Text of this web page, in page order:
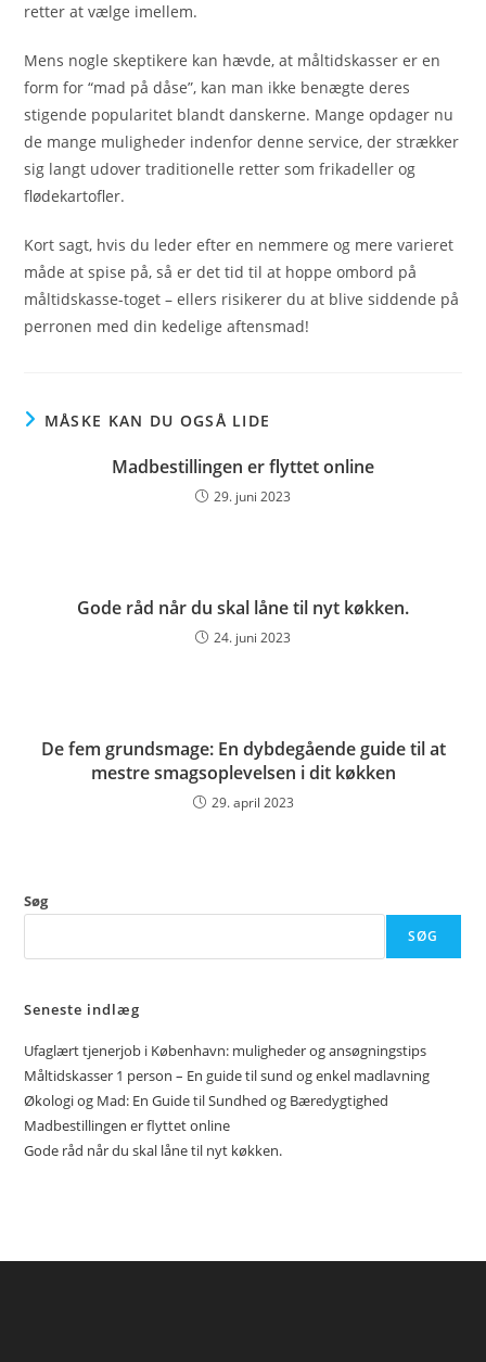
retter at vælge imellem.
Mens nogle skeptikere kan hævde, at måltidskasser er en
form for “mad på dåse”, kan man ikke benægte deres
stigende popularitet blandt danskerne. Mange opdager nu
de mange muligheder indenfor denne service, der strækker
sig langt udover traditionelle retter som frikadeller og
flødekartofler.
Kort sagt, hvis du leder efter en nemmere og mere varieret
måde at spise på, så er det tid til at hoppe ombord på
måltidskasse-toget – ellers risikerer du at blive siddende på
perronen med din kedelige aftensmad!
MÅSKE KAN DU OGSÅ LIDE
Madbestillingen er flyttet online
29. juni 2023
Gode råd når du skal låne til nyt køkken.
24. juni 2023
De fem grundsmage: En dybdegående guide til at
mestre smagsoplevelsen i dit køkken
29. april 2023
Søg
SØG
Seneste indlæg
Ufaglært tjenerjob i København: muligheder og ansøgningstips
Måltidskasser 1 person – En guide til sund og enkel madlavning
Økologi og Mad: En Guide til Sundhed og Bæredygtighed
Madbestillingen er flyttet online
Gode råd når du skal låne til nyt køkken.